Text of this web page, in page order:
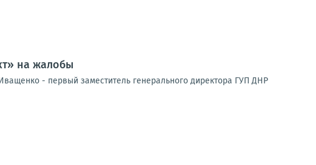
на жалобы
- первый заместитель генерального директора ГУП ДНР